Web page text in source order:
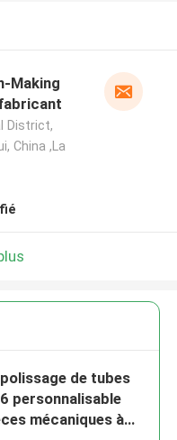
Making
District,
China ,La
de tubes
personnalisable
mécaniques à